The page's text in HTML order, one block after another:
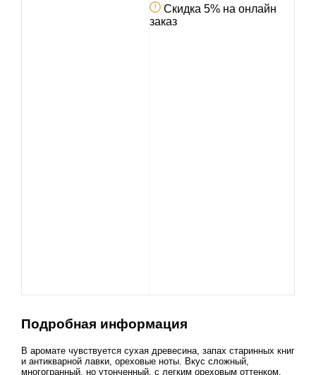
Скидка 5% на онлайн
заказ
Подробная информация
В аромате чувствуется сухая древесина, запах старинных книг
и антикварной лавки, ореховые ноты. Вкус сложный,
многогранный, но утонченный, с легким ореховым оттенком.